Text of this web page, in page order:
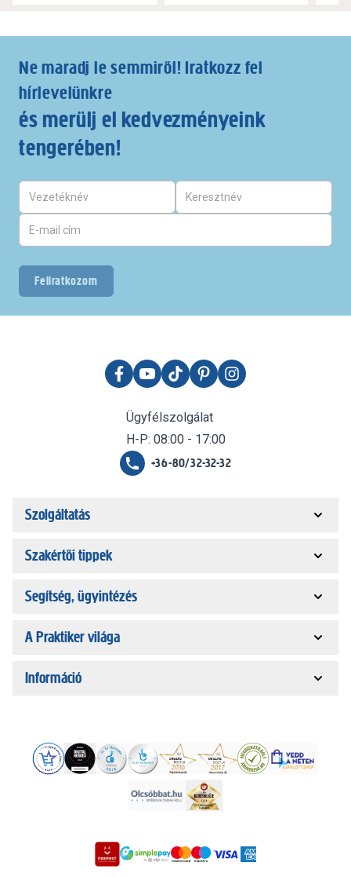
Ne maradj le semmiről! Iratkozz fel
hírlevelünkre
és merülj el kedvezményeink
tengerében!
Feliratkozom
Ügyfélszolgálat
H-P: 08:00 - 17:00
+36-80/32-32-32
Szolgáltatás
Szakértői tippek
Segítség, ügyintézés
A Praktiker világa
Információ